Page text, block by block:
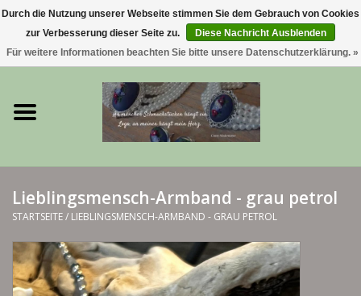
0 Artikel - €0,00
Trachtenschmuck & Ketten
exklusive Kropfketten
925 Silberschmuck
BERGliebe-Kollektion
Lieblingsmensch-Armband - grau petrol
STARTSEITE/ LIEBLINGSMENSCH-ARMBAND - GRAU PETROL
Durch die Nutzung unserer Webseite stimmen Sie dem Gebrauch von Cookies
zur Verbesserung dieser Seite zu.
Diese Nachricht Ausblenden
Für weitere Informationen beachten Sie bitte unsere Datenschutzerklärung. »